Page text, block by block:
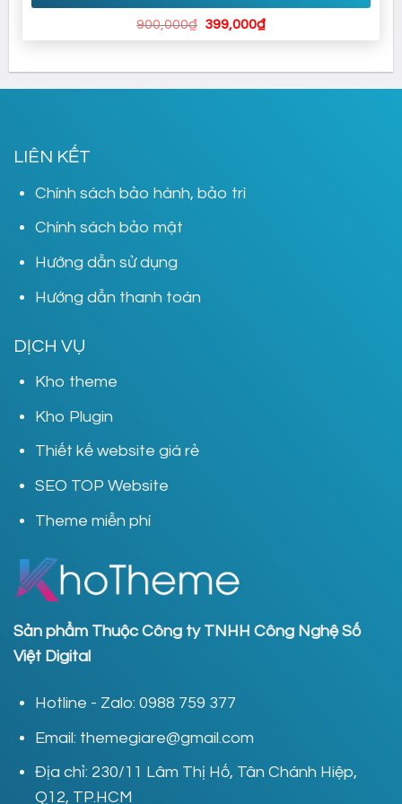
900,000₫ Giá
399,000₫Giá
399,000₫.
LIÊN KẾT
Chính sách bảo hành, bảo trì
Chính sách bảo mật
Hướng dẫn sử dụng
Hướng dẫn thanh toán
DỊCH VỤ
Kho theme
Kho Plugin
Thiết kế website giá rẻ
SEO TOP Website
Theme miễn phí
Sản phẩm Thuộc Công ty TNHH Công Nghệ Số
Việt Digital
Hotline - Zalo: 0988 759 377
Email: themegiare@gmail.com
Địa chỉ: 230/11 Lâm Thị Hố, Tân Chánh Hiệp,
Q12, TP.HCM